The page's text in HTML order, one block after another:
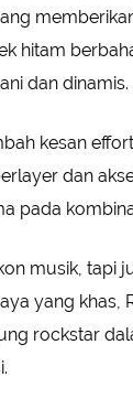
hitam
dan dinamis.
kesan
dan
pada
musik, tapi
yang khas,
rockstar